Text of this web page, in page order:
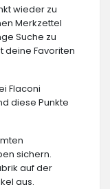
wieder zu
Merkzettel
Suche zu
deine Favoriten
Flaconi
diese Punkte
sichern.
auf der
aus.